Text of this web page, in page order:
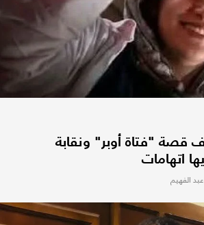
قصة "فتاة أوبر" ونقابة
اتهامات
الفهيم